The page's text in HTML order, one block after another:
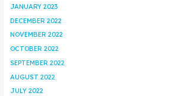
JANUARY 2023
DECEMBER 2022
NOVEMBER 2022
OCTOBER 2022
SEPTEMBER 2022
AUGUST 2022
JULY 2022